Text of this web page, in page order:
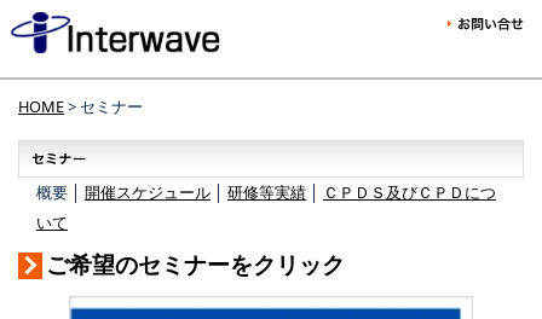
HOME> セミナー
概要 │ 開催スケジュール 研修等実績
ＣＰＤＳ及びＣＰＤにつ
いて
ご希望のセミナーをクリック